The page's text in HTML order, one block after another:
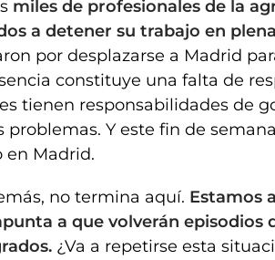
miles de profesionales de la
a detener su trabajo en
por desplazarse a Madrid
constituye una falta de
tienen responsabilidades de
problemas. Y este fin de
en Madrid.
no termina aquí. Estamos
a que volverán episodios
¿Va a repetirse esta